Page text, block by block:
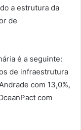
a estrutura da
de
é a seguinte:
de infraestrutura
com 13,0%,
com